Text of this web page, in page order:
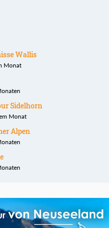
Wallis
Monat
Sidelhorn
Monat
Alpen